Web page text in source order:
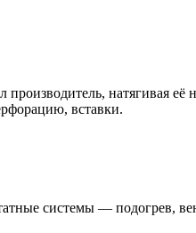
натягивая
вставки.
системы — подогрев,